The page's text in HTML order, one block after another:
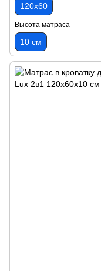
120х60
Высота матраса
10 см